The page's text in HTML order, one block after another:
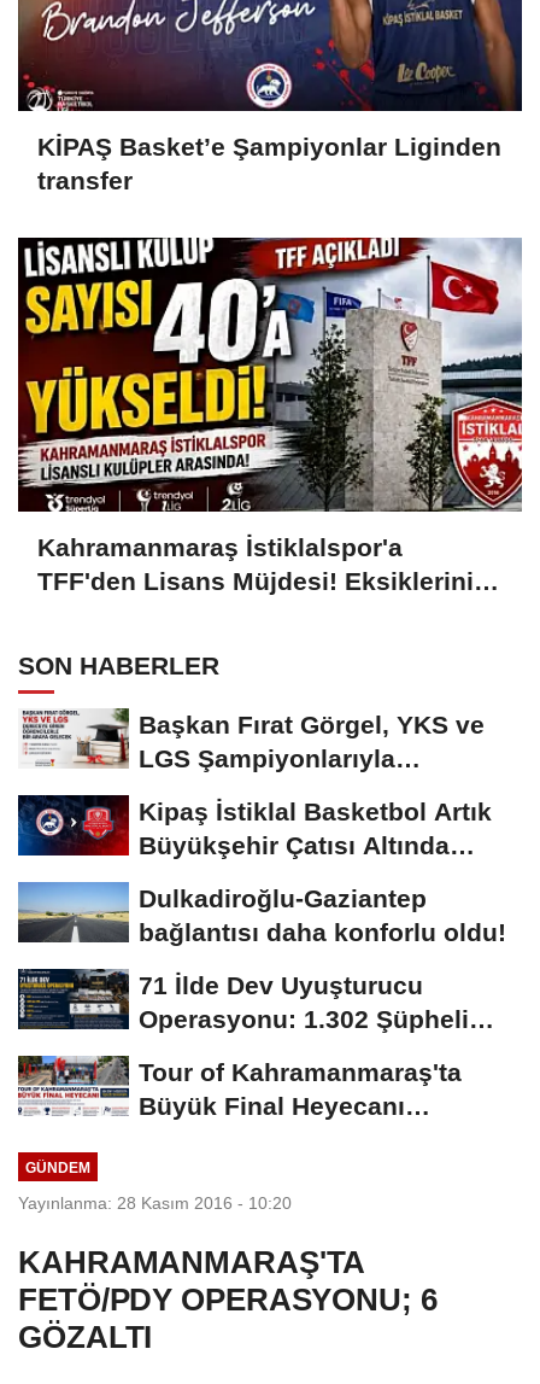
KİPAŞ Basket’e Şampiyonlar Liginden
transfer
Kahramanmaraş İstiklalspor'a
TFF'den Lisans Müjdesi! Eksiklerini
SON HABERLER
Başkan Fırat Görgel, YKS ve
LGS Şampiyonlarıyla
Buluşacak
Kipaş İstiklal Basketbol Artık
Büyükşehir Çatısı Altında
Dulkadiroğlu-Gaziantep
bağlantısı daha konforlu oldu!
71 İlde Dev Uyuşturucu
Operasyonu: 1.302 Şüpheli
Tour of Kahramanmaraş'ta
Büyük Final Heyecanı
GÜNDEM
Yayınlanma: 28 Kasım 2016 - 10:20
KAHRAMANMARAŞ'TA
FETÖ/PDY OPERASYONU; 6
GÖZALTI